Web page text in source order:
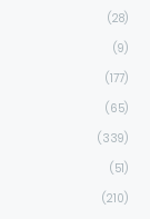
(28)
(9)
(177)
(65)
(339)
(51)
(210)